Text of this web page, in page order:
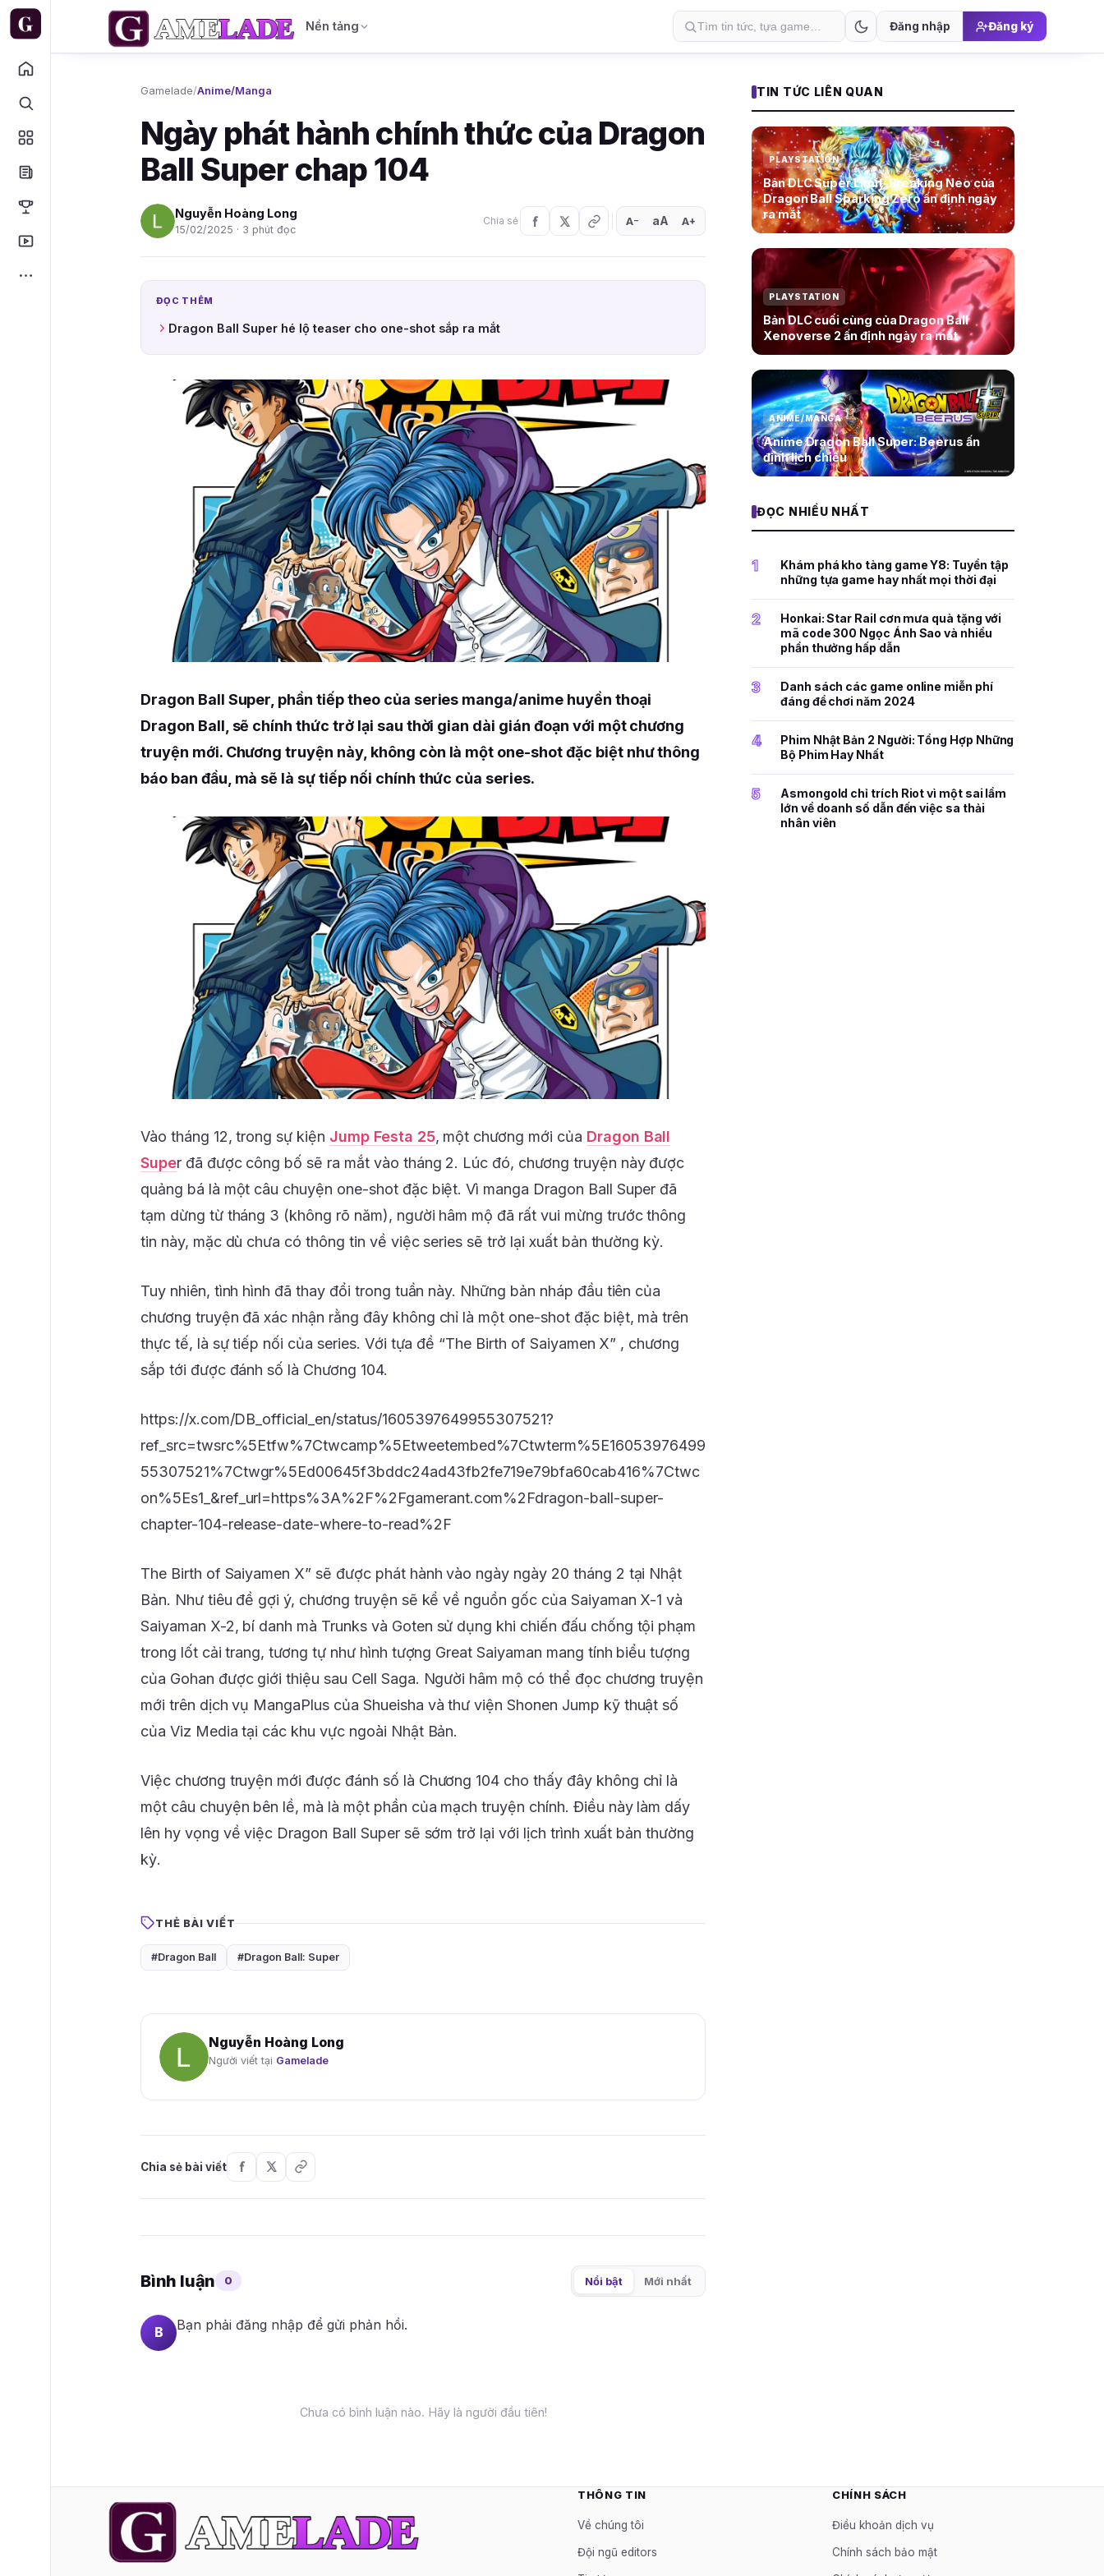
Nền tảng Đăng nhập Đăng ký
Gamelade/Anime/Manga
Ngày phát hành chính thức của Dragon
Ball Super chap 104
Nguyễn Hoàng Long
15/02/2025 · 3 phút đọc
Chia sẻ A− aA A+
ĐỌC THÊM
Dragon Ball Super hé lộ teaser cho one-shot sắp ra mắt
Dragon Ball Super, phần tiếp theo của series manga/anime huyền thoại
Dragon Ball, sẽ chính thức trở lại sau thời gian dài gián đoạn với một chương
truyện mới. Chương truyện này, không còn là một one-shot đặc biệt như thông
báo ban đầu, mà sẽ là sự tiếp nối chính thức của series.
Vào tháng 12, trong sự kiện Jump Festa 25, một chương mới của Dragon Ball
Super đã được công bố sẽ ra mắt vào tháng 2. Lúc đó, chương truyện này được
quảng bá là một câu chuyện one-shot đặc biệt. Vì manga Dragon Ball Super đã
tạm dừng từ tháng 3 (không rõ năm), người hâm mộ đã rất vui mừng trước thông
tin này, mặc dù chưa có thông tin về việc series sẽ trở lại xuất bản thường kỳ.
Tuy nhiên, tình hình đã thay đổi trong tuần này. Những bản nháp đầu tiên của
chương truyện đã xác nhận rằng đây không chỉ là một one-shot đặc biệt, mà trên
thực tế, là sự tiếp nối của series. Với tựa đề “The Birth of Saiyamen X” , chương
sắp tới được đánh số là Chương 104.
https://x.com/DB_official_en/status/1605397649955307521?
ref_src=twsrc%5Etfw%7Ctwcamp%5Etweetembed%7Ctwterm%5E16053976499
55307521%7Ctwgr%5Ed00645f3bddc24ad43fb2fe719e79bfa60cab416%7Ctwc
on%5Es1_&ref_url=https%3A%2F%2Fgamerant.com%2Fdragon-ball-super-
chapter-104-release-date-where-to-read%2F
The Birth of Saiyamen X” sẽ được phát hành vào ngày ngày 20 tháng 2 tại Nhật
Bản. Như tiêu đề gợi ý, chương truyện sẽ kể về nguồn gốc của Saiyaman X-1 và
Saiyaman X-2, bí danh mà Trunks và Goten sử dụng khi chiến đấu chống tội phạm
trong lốt cải trang, tương tự như hình tượng Great Saiyaman mang tính biểu tượng
của Gohan được giới thiệu sau Cell Saga. Người hâm mộ có thể đọc chương truyện
mới trên dịch vụ MangaPlus của Shueisha và thư viện Shonen Jump kỹ thuật số
của Viz Media tại các khu vực ngoài Nhật Bản.
Việc chương truyện mới được đánh số là Chương 104 cho thấy đây không chỉ là
một câu chuyện bên lề, mà là một phần của mạch truyện chính. Điều này làm dấy
lên hy vọng về việc Dragon Ball Super sẽ sớm trở lại với lịch trình xuất bản thường
kỳ.
THẺ BÀI VIẾT
#Dragon Ball #Dragon Ball: Super
Nguyễn Hoàng Long
Người viết tại Gamelade
Chia sẻ bài viết
Bình luận 0 Nổi bật Mới nhất
B Bạn phải đăng nhập để gửi phản hồi.
Chưa có bình luận nào. Hãy là người đầu tiên!
TIN TỨC LIÊN QUAN
PLAYSTATION
Bản DLC Super Limit-Breaking Neo của
Dragon Ball Sparking Zero ấn định ngày
ra mắt
PLAYSTATION
Bản DLC cuối cùng của Dragon Ball
Xenoverse 2 ấn định ngày ra mắt
ANIME/MANGA
Anime Dragon Ball Super: Beerus ấn
định lịch chiếu
ĐỌC NHIỀU NHẤT
1
Khám phá kho tàng game Y8: Tuyển tập
những tựa game hay nhất mọi thời đại
2
Honkai: Star Rail cơn mưa quà tặng với
mã code 300 Ngọc Ánh Sao và nhiều
phần thưởng hấp dẫn
3
Danh sách các game online miễn phí
đáng để chơi năm 2024
4
Phim Nhật Bản 2 Người: Tổng Hợp Những
Bộ Phim Hay Nhất
5
Asmongold chỉ trích Riot vì một sai lầm
lớn về doanh số dẫn đến việc sa thải
nhân viên
THÔNG TIN
Về chúng tôi
Đội ngũ editors
CHÍNH SÁCH
Điều khoản dịch vụ
Chính sách bảo mật